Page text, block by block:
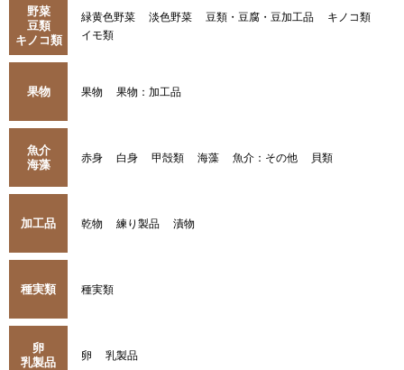
野菜
豆類
キノコ類
緑黄色野菜 淡色野菜 豆類・豆腐・豆加工品
キノコ類
イモ類
果物 果物 果物：加工品
魚介
海藻
赤身 白身 甲殻類 海藻 魚介：その他 貝類
加工品 乾物 練り製品 漬物
種実類 種実類
卵
乳製品
卵 乳製品